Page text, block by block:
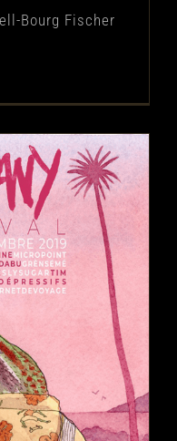
Bourg Fischer
Manapany
Festivals